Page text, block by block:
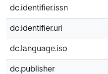
dc.identifier.issn
dc.identifier.uri
dc.language.iso
dc.publisher